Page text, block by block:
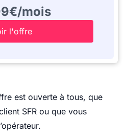
mois
l'offre
est ouverte à tous, que
SFR ou que vous